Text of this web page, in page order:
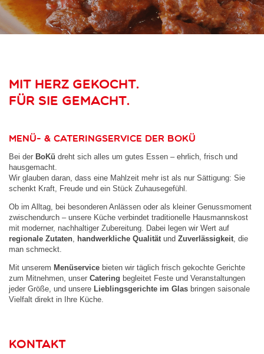
PuG Inclusio GmbH
Standorte
Ausbildung
Über uns
Datenschutz
Impressum
Mit Herz gekocht.
Für Sie gemacht.
Menü- & Cateringservice der BoKÜ
Bei der BoKü dreht sich alles um gutes Essen – ehrlich, frisch und
hausgemacht.
Wir glauben daran, dass eine Mahlzeit mehr ist als nur Sättigung: Sie
schenkt Kraft, Freude und ein Stück Zuhausegefühl.
Ob im Alltag, bei besonderen Anlässen oder als kleiner Genussmoment
zwischendurch – unsere Küche verbindet traditionelle Hausmannskost
mit moderner, nachhaltiger Zubereitung. Dabei legen wir Wert auf
regionale Zutaten, handwerkliche Qualitätund Zuverlässigkeit, die
man schmeckt.
Mit unserem Menüservice bieten wir täglich frisch gekochte Gerichte
zum Mitnehmen, unser Catering begleitet Feste und Veranstaltungen
jeder Größe, und unsere Lieblingsgerichte im Glas bringen saisonale
Vielfalt direkt in Ihre Küche.
Kontakt